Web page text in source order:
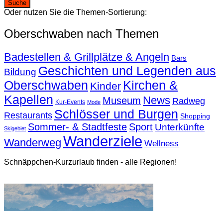
Oder nutzen Sie die Themen-Sortierung:
Oberschwaben nach Themen
Badestellen & Grillplätze & Angeln Bars
Bildung Geschichten und Legenden aus
Oberschwaben Kinder Kirchen &
Kapellen Kur-Events Mode Museum News Radweg
Restaurants Schlösser und Burgen Shopping
Skigebiet Sommer- & Stadtfeste Sport Unterkünfte
Wanderweg Wanderziele Wellness
Schnäppchen-Kurzurlaub finden - alle Regionen!